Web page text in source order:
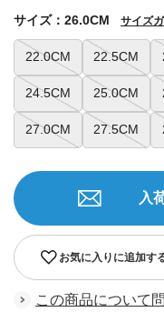
22.0CM 22.5CM
24.5CM 25.0CM
27.0CM 27.5CM
サイズ：26.0CM サイズ
お気に入りに追加す
入
この商品について